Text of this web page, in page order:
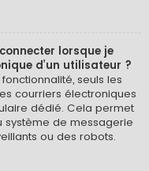
lorsque je
d’un utilisateur ?
seuls les
courriers électroniques
dédié. Cela permet
système de messagerie
ou des robots.